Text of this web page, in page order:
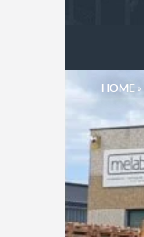
HOME »